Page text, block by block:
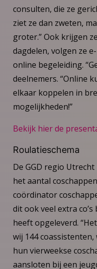
consulten, die ze
ziet ze dan zweten,
groter.” Ook krijgen
dagdelen, volgen ze
online begeleiding.
deelnemers. “Online
elkaar koppelen in
mogelijkheden!”
Bekijk hier de
Roulatieschema
De GGD regio
het aantal
coördinator
dit ook veel extra
heeft opgeleverd.
wij 144
hun vierweekse
aansloten bij een